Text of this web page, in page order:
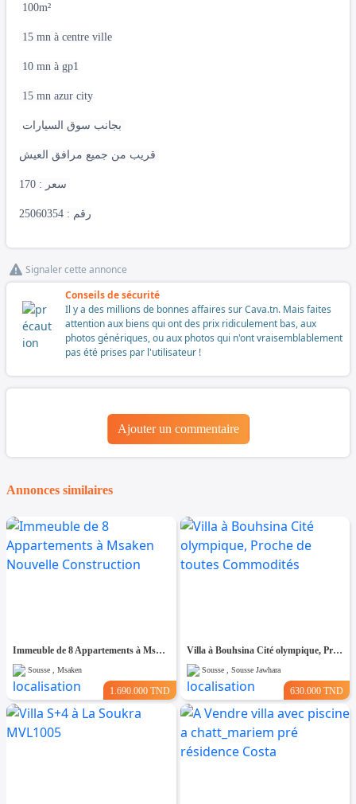
100m²
15 mn à centre ville
10 mn à gp1
15 mn azur city
رقم : 25060354
Signaler cette annonce
Conseils de sécurité
Il y a des millions de bonnes affaires sur Cava.tn. Mais faites
attention aux biens qui ont des prix ridiculement bas, aux
photos génériques, ou aux photos qui n'ont vraisemblablement
pas été prises par l'utilisateur !
Ajouter un commentaire
Annonces similaires
Immeuble de 8 Appartements à Msaken Nouvelle Construction
Sousse , Msaken
1.690.000 TND
Villa à Bouhsina Cité olympique, Proche de toutes Commodités
Sousse , Sousse Jawhara
630.000 TND